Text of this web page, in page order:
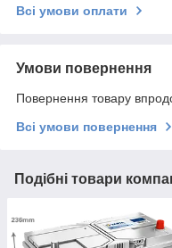
Всі умови оплати
Умови повернення
Повернення товару
Всі умови повернення
Подібні товари